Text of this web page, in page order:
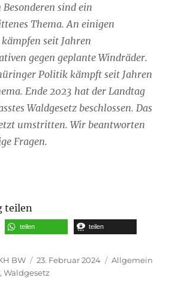
sind ein
Thema. An einigen
seit Jahren
gegen geplante Windräder.
Politik kämpft seit Jahren
Ende 2023 hat der Landtag
Waldgesetz beschlossen. Das
umstritten. Wir beantworten
Fragen.
teilen
teilen teilen
BW
Veröffentlicht
am
23. Februar 2024 Kategorien
Allgemein
,Waldgesetz